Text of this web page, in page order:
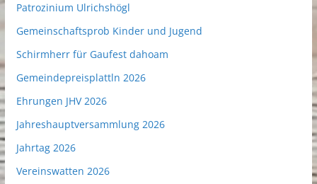
Patrozinium Ulrichshögl
Gemeinschaftsprob Kinder und Jugend
Schirmherr für Gaufest dahoam
Gemeindepreisplattln 2026
Ehrungen JHV 2026
Jahreshauptversammlung 2026
Jahrtag 2026
Vereinswatten 2026